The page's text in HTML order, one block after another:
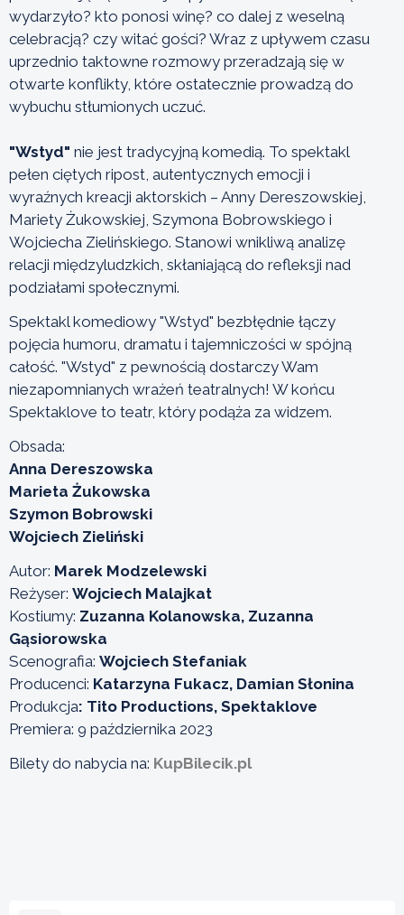
wydarzyło? kto ponosi winę? co dalej z weselną
celebracją? czy witać gości? Wraz z upływem czasu
uprzednio taktowne rozmowy przeradzają się w
otwarte konflikty, które ostatecznie prowadzą do
wybuchu stłumionych uczuć.
"Wstyd" nie jest tradycyjną komedią. To spektakl
pełen ciętych ripost, autentycznych emocji i
wyraźnych kreacji aktorskich – Anny Dereszowskiej,
Mariety Żukowskiej, Szymona Bobrowskiego i
Wojciecha Zielińskiego. Stanowi wnikliwą analizę
relacji międzyludzkich, skłaniającą do refleksji nad
podziałami społecznymi.
Spektakl komediowy "Wstyd" bezbłędnie łączy
pojęcia humoru, dramatu i tajemniczości w spójną
całość. "Wstyd" z pewnością dostarczy Wam
niezapomnianych wrażeń teatralnych! W końcu
Spektaklove to teatr, który podąża za widzem.
Obsada:
Anna Dereszowska
Marieta Żukowska
Szymon Bobrowski
Wojciech Zieliński
Autor: Marek Modzelewski
Reżyser: Wojciech Malajkat
Kostiumy: Zuzanna Kolanowska, Zuzanna
Gąsiorowska
Scenografia: Wojciech Stefaniak
Producenci: Katarzyna Fukacz, Damian Słonina
Produkcja: Tito Productions, Spektaklove
Premiera: 9 października 2023
Bilety do nabycia na: KupBilecik.pl